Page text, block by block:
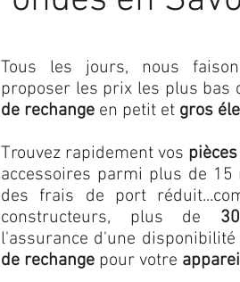
Tous les jours, nous
proposer les prix les plus bas
de rechange en petit et gros
Trouvez rapidement vos
accessoires parmi plus de
des frais de port
constructeurs, plus de
l'assurance d'une
de rechange pour votre